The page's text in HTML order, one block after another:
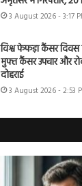
3 August 2026 - 3:17
विश्व फेफड़ा कैंसर
मुफ्त कैंसर उपचार और
दोहराई
3 August 2026 - 2:53